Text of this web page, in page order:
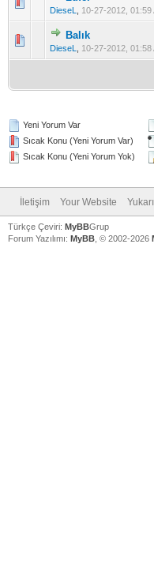
DieseL 10-27-2012, 01:59
Balık
DieseL 10-27-2012, 01:58
5 üzerinden 0 Oy -
Yeni Yorum Var
Sıcak Konu (Yeni Yorum Var)
Sıcak Konu (Yeni Yorum Yok)
İletişim Your Website
Türkçe Çeviri: MyBBGrup
Forum Yazılımı: MyBB , © 2002-2026